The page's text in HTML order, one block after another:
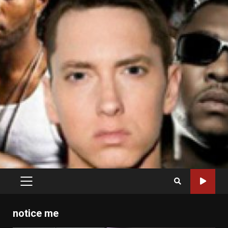
PRIMARY
notice me